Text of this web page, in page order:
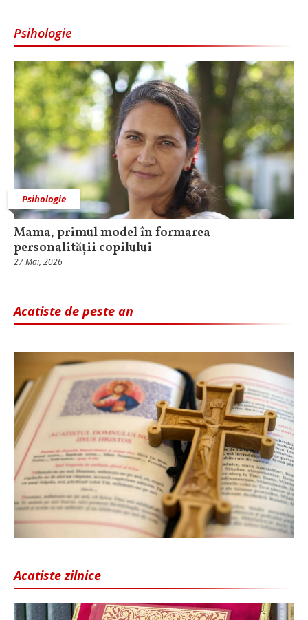
Psihologie
Psihologie
Mama, primul model în formarea
personalității copilului
27 Mai, 2026
Acatiste de peste an
Acatiste zilnice